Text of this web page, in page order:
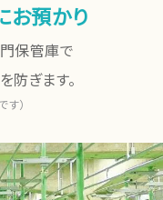
お預かり
保管庫で
防ぎます。
す）